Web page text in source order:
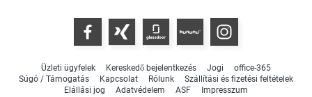
Üzleti ügyfelek Kereskedő bejelentkezés Jogi
office-365
Súgó / Támogatás
Kapcsolat Rólunk
Szállítási és fizetési feltételek
Elállási jog
Adatvédelem ASF Impresszum